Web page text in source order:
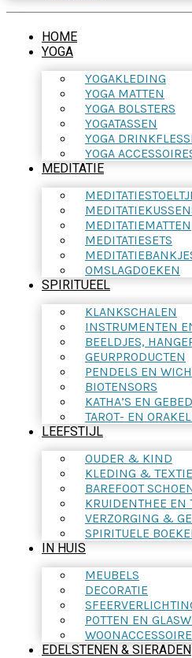
HOME
YOGA
YOGAKLEDING
YOGA MATTEN
YOGA BOLSTERS
YOGATASSEN
YOGA
YOGA
MEDITATIE
MEDITATIEMATTEN
MEDITATIESETS
OMSLAGDOEKEN
SPIRITUEEL
KLANKSCHALEN
INSTRUMENTEN
BEELDJES,
GEURPRODUCTEN
PENDELS EN
BIOTENSORS
KATHA’S EN
TAROT- EN
LEEFSTIJL
OUDER & KIND
KLEDING &
BAREFOOT
KRUIDENTHEE EN
VERZORGING &
SPIRITUELE
IN HUIS
MEUBELS
DECORATIE
POTTEN EN
EDELSTENEN & SIERADEN